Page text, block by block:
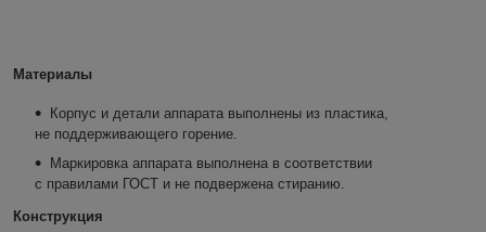
Материалы
Корпус и детали аппарата выполнены из пластика,
не поддерживающего горение.
Маркировка аппарата выполнена в соответствии
с правилами ГОСТ и не подвержена стиранию.
Конструкция